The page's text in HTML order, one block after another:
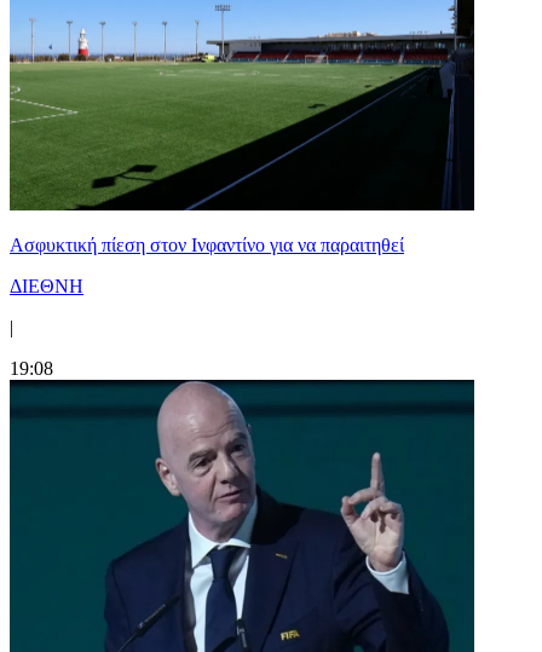
Ασφυκτική πίεση στον Ινφαντίνο για να παραιτηθεί
ΔΙΕΘΝΗ
|
19:08